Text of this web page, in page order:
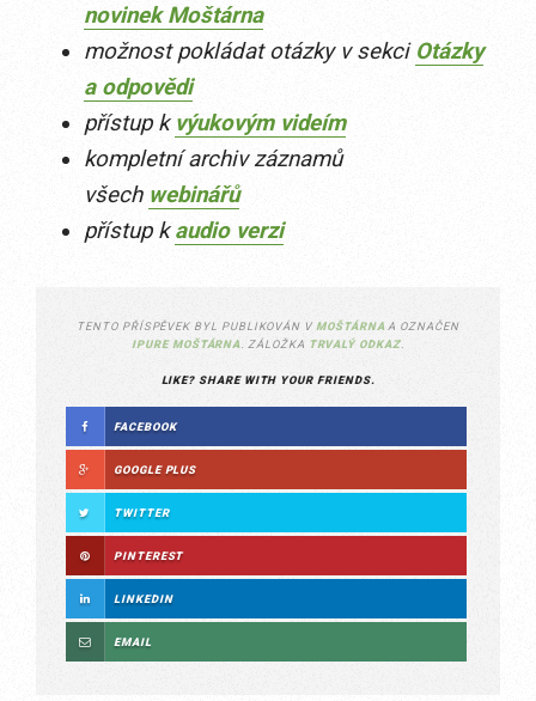
novinek Moštárna
možnost pokládat otázky v sekci Otázky
a odpovědi
přístup k výukovým videím
kompletní archiv záznamů
všech webinářů
přístup kaudio verzi
TENTO PŘÍSPĚVEK BYL PUBLIKOVÁN V MOŠTÁRNA A OZNAČEN
IPURE MOŠTÁRNA
. ZÁLOŽKA TRVALÝ ODKAZ.
LIKE? SHARE WITH YOUR FRIENDS.
FACEBOOK
GOOGLE PLUS
TWITTER
PINTEREST
LINKEDIN
EMAIL